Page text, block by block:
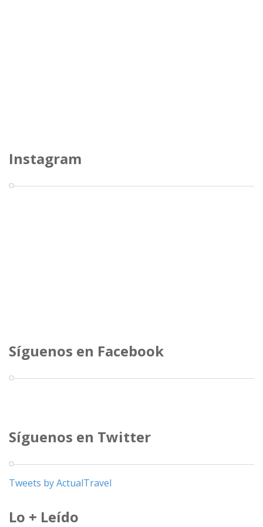
Instagram
Síguenos en Facebook
Síguenos en Twitter
Tweets by ActualTravel
Lo + Leído